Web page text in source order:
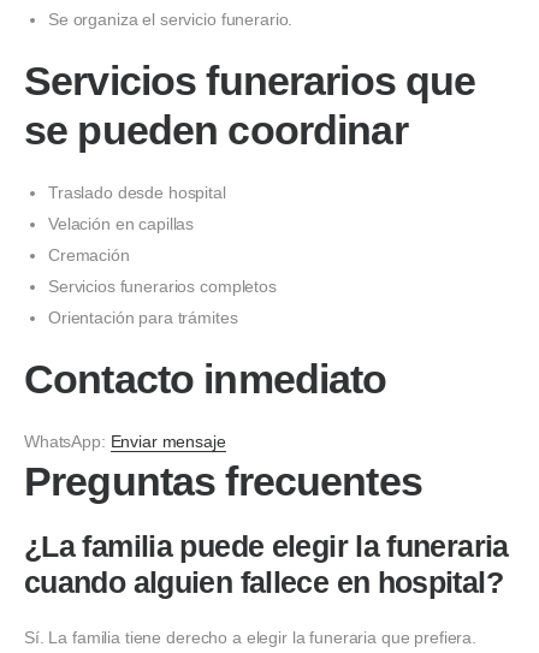
Se organiza el servicio funerario.
Servicios funerarios que
se pueden coordinar
Traslado desde hospital
Velación en capillas
Cremación
Servicios funerarios completos
Orientación para trámites
Contacto inmediato
WhatsApp: Enviar mensaje
Preguntas frecuentes
¿La familia puede elegir la funeraria
cuando alguien fallece en hospital?
Sí. La familia tiene derecho a elegir la funeraria que prefiera.